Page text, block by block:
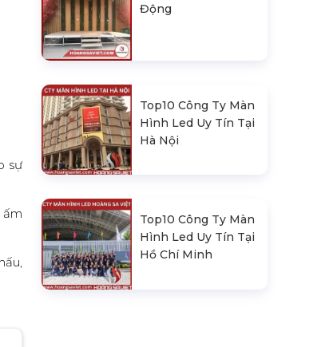
sự
ấm
Động
Top10 Công Ty Màn
Hình Led Uy Tín Tại
Hà Nội
Top10 Công Ty Màn
Hình Led Uy Tín Tại
Hồ Chí Minh